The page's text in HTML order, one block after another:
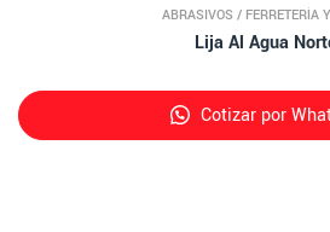
ABRASIVOS / FERRETERÍA
Lija Al Agua
Cotizar por